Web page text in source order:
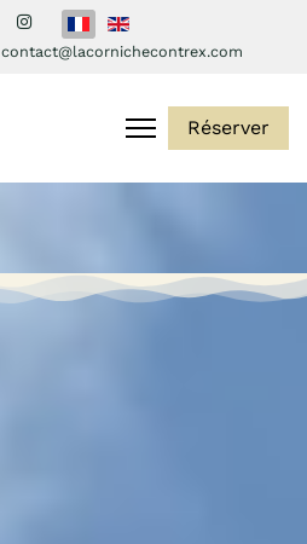
Sélectionnez votre langue
contact@lacornichecontrex.com
Réserver